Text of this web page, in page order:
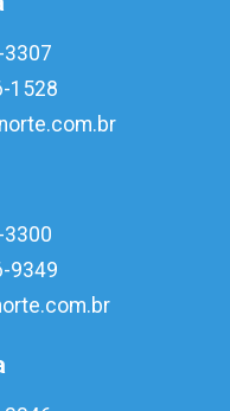
1528
9349